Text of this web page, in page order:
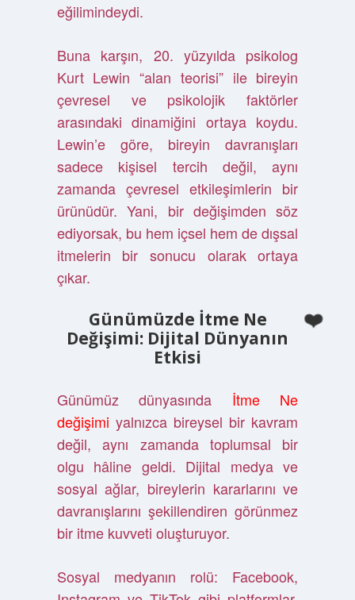
eğilimindeydi.
Buna karşın, 20. yüzyılda psikolog
Kurt Lewin “alan teorisi” ile bireyin
çevresel ve psikolojik faktörler
arasındaki dinamiğini ortaya koydu.
Lewin’e göre, bireyin davranışları
sadece kişisel tercih değil, aynı
zamanda çevresel etkileşimlerin bir
ürünüdür. Yani, bir değişimden söz
ediyorsak, bu hem içsel hem de dışsal
itmelerin bir sonucu olarak ortaya
çıkar.
Günümüzde İtme Ne
Değişimi: Dijital Dünyanın
Etkisi
Günümüz dünyasında İtme Ne
değişimi yalnızca bireysel bir kavram
değil, aynı zamanda toplumsal bir
olgu hâline geldi. Dijital medya ve
sosyal ağlar, bireylerin kararlarını ve
davranışlarını şekillendiren görünmez
bir itme kuvveti oluşturuyor.
Sosyal medyanın rolü: Facebook,